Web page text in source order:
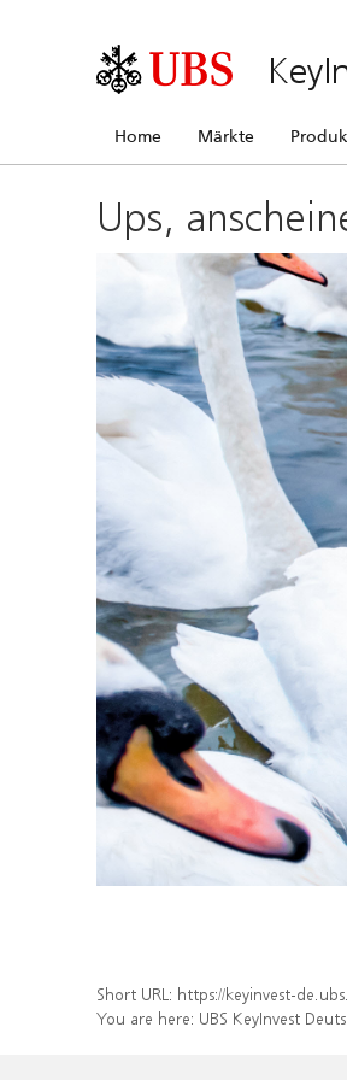
Home Märkte
Ups,
Short URL: https://keyinvest-
You are here: UBS KeyInvest